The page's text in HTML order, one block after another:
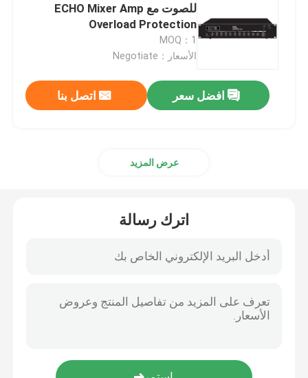
التحكم في مستوى صوت مكبر الصوت PA
للصوت مع ECHO Mixer Amp
Overload Protection
MOQ：1
الأسعار：Negotiate
افضل سعر اتصل بنا
عرض المزيد
اترك رسالة